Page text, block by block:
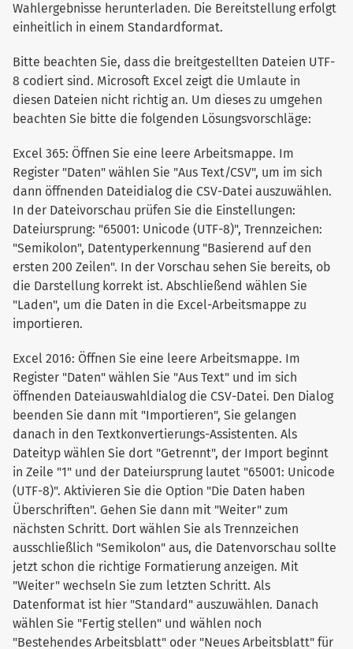
Wahlergebnisse herunterladen. Die Bereitstellung erfolgt
einheitlich in einem Standardformat.
Bitte beachten Sie, dass die breitgestellten Dateien UTF-
8 codiert sind. Microsoft Excel zeigt die Umlaute in
diesen Dateien nicht richtig an. Um dieses zu umgehen
beachten Sie bitte die folgenden Lösungsvorschläge:
Excel 365: Öffnen Sie eine leere Arbeitsmappe. Im
Register "Daten" wählen Sie "Aus Text/CSV", um im sich
dann öffnenden Dateidialog die CSV-Datei auszuwählen.
In der Dateivorschau prüfen Sie die Einstellungen:
Dateiursprung: "65001: Unicode (UTF-8)", Trennzeichen:
"Semikolon", Datentyperkennung "Basierend auf den
ersten 200 Zeilen". In der Vorschau sehen Sie bereits, ob
die Darstellung korrekt ist. Abschließend wählen Sie
"Laden", um die Daten in die Excel-Arbeitsmappe zu
importieren.
Excel 2016: Öffnen Sie eine leere Arbeitsmappe. Im
Register "Daten" wählen Sie "Aus Text" und im sich
öffnenden Dateiauswahldialog die CSV-Datei. Den Dialog
beenden Sie dann mit "Importieren", Sie gelangen
danach in den Textkonvertierungs-Assistenten. Als
Dateityp wählen Sie dort "Getrennt", der Import beginnt
in Zeile "1" und der Dateiursprung lautet "65001: Unicode
(UTF-8)". Aktivieren Sie die Option "Die Daten haben
Überschriften". Gehen Sie dann mit "Weiter" zum
nächsten Schritt. Dort wählen Sie als Trennzeichen
ausschließlich "Semikolon" aus, die Datenvorschau sollte
jetzt schon die richtige Formatierung anzeigen. Mit
"Weiter" wechseln Sie zum letzten Schritt. Als
Datenformat ist hier "Standard" auszuwählen. Danach
wählen Sie "Fertig stellen" und wählen noch
"Bestehendes Arbeitsblatt" oder "Neues Arbeitsblatt" für